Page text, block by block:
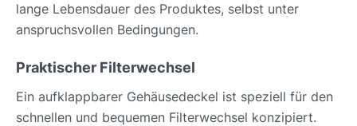
lange Lebensdauer des Produktes, selbst unter
anspruchsvollen Bedingungen.
Praktischer Filterwechsel
Ein aufklappbarer Gehäusedeckel ist speziell für den
schnellen und bequemen Filterwechsel konzipiert.